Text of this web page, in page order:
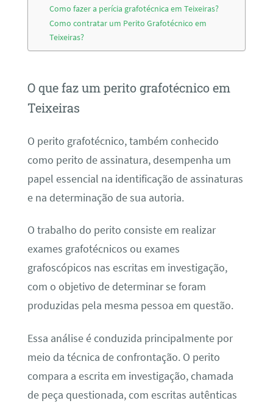
Como fazer a perícia grafotécnica em Teixeiras?
Como contratar um Perito Grafotécnico em
Teixeiras?
O que faz um perito grafotécnico em
Teixeiras
O perito grafotécnico, também conhecido
como perito de assinatura, desempenha um
papel essencial na identificação de assinaturas
e na determinação de sua autoria.
O trabalho do perito consiste em realizar
exames grafotécnicos ou exames
grafoscópicos nas escritas em investigação,
com o objetivo de determinar se foram
produzidas pela mesma pessoa em questão.
Essa análise é conduzida principalmente por
meio da técnica de confrontação. O perito
compara a escrita em investigação, chamada
de peça questionada, com escritas autênticas